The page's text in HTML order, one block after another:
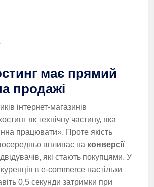
має прямий
продажі
інтернет-магазинів
як технічну частину, яка
працювати». Проте якість
впливає на конверсії
які стають покупцями. У
в e-commerce настільки
0,5 секунди затримки при